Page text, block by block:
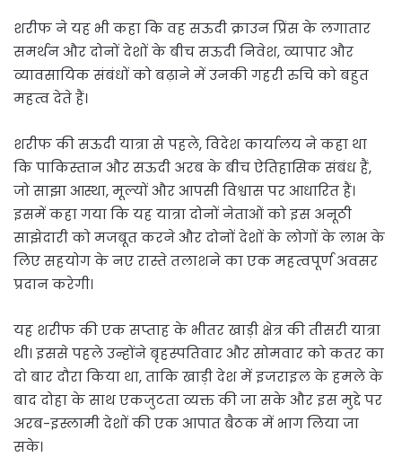
शरीफ ने यह भी कहा कि वह सऊदी क्राउन प्रिंस के लगातार
समर्थन और दोनों देशों के बीच सऊदी निवेश, व्यापार और
व्यावसायिक संबंधों को बढ़ाने में उनकी गहरी रुचि को बहुत
महत्व देते हैं।
शरीफ की सऊदी यात्रा से पहले, विदेश कार्यालय ने कहा था
कि पाकिस्तान और सऊदी अरब के बीच ऐतिहासिक संबंध हैं,
जो साझा आस्था, मूल्यों और आपसी विश्वास पर आधारित हैं।
इसमें कहा गया कि यह यात्रा दोनों नेताओं को इस अनूठी
साझेदारी को मजबूत करने और दोनों देशों के लोगों के लाभ के
लिए सहयोग के नए रास्ते तलाशने का एक महत्वपूर्ण अवसर
प्रदान करेगी।
यह शरीफ की एक सप्ताह के भीतर खाड़ी क्षेत्र की तीसरी यात्रा
थी। इससे पहले उन्होंने बृहस्पतिवार और सोमवार को कतर का
दो बार दौरा किया था, ताकि खाड़ी देश में इजराइल के हमले के
बाद दोहा के साथ एकजुटता व्यक्त की जा सके और इस मुद्दे पर
अरब-इस्लामी देशों की एक आपात बैठक में भाग लिया जा
सके।